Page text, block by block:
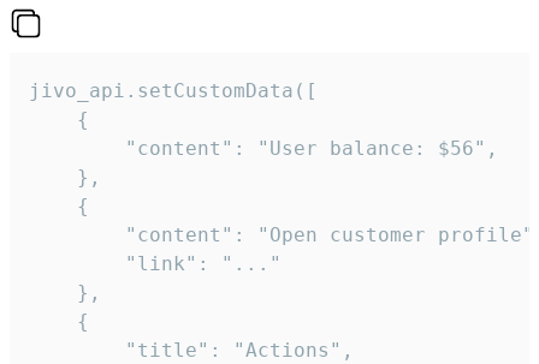
jivo_api.setCustomData([
    {
        "content": "User balance: $56",
    },
    {
"content": "Open customer
        "link": "..."
    },
    {
        "title": "Actions",